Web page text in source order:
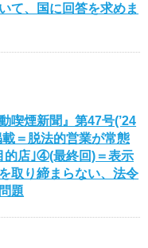
て、国に回答を求めま
喫煙新聞』第47号(’24
＝脱法的営業が常態
的店｣④(最終回)＝表示
取り締まらない、法令
題